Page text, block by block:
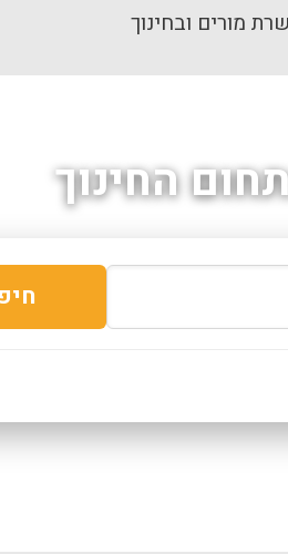
מורים ובחינוך
החינוך